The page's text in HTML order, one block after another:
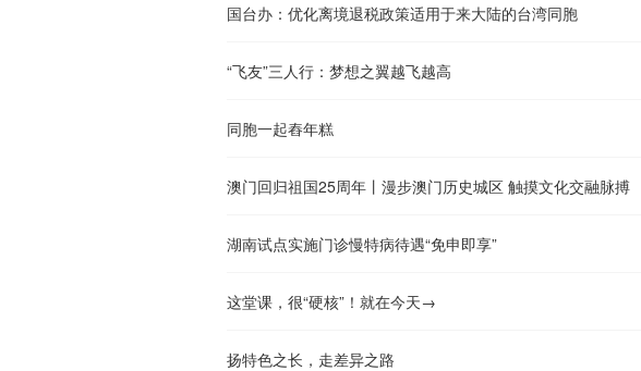
国台办：优化离境退税政策适用于来大陆的台湾同胞
“飞友”三人行：梦想之翼越飞越高
同胞一起舂年糕
澳门回归祖国25周年丨漫步澳门历史城区 触摸文化交融脉搏
湖南试点实施门诊慢特病待遇“免申即享”
这堂课，很“硬核”！就在今天→
扬特色之长，走差异之路